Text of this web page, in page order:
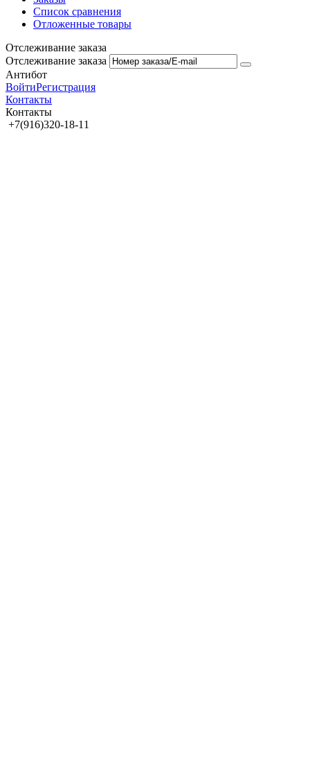
Список сравнения
Отложенные товары
Отслеживание заказа
Отслеживание заказа
Антибот
ВойтиРегистрация
Контакты
Контакты
+7(916)320-18-11